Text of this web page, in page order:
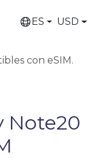
ES USD
con eSIM.
Note20